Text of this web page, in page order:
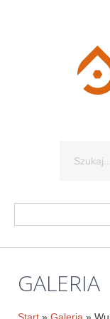
GALERIA